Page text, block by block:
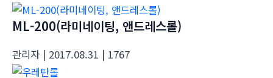
ML-200(라미네이팅, 앤드레스롤)
관리자 | 2017.08.31 | 1767